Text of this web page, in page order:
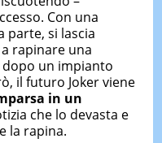
Con una
parte, si lascia
rapinare una
un impianto
il futuro Joker viene
in un
che lo devasta e
la rapina.